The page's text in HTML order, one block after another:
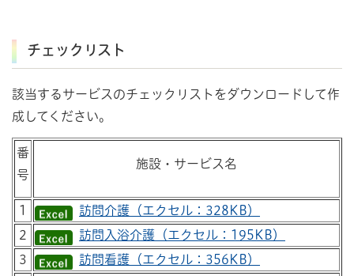
チェックリスト
該当するサービスのチェックリストをダウンロードして作
成してください。
番
号
施設・サービス名
1
訪問介護（エクセル：328KB）
2
訪問入浴介護（エクセル：195KB）
3
訪問看護（エクセル：356KB）